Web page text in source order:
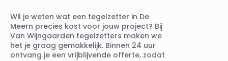
Wil je weten wat een tegelzetter in De
Meern precies kost voor jouw project? Bij
Van Wijngaarden tegelzetters maken we
het je graag gemakkelijk. Binnen 24 uur
ontvang je een vrijblijvende offerte, zodat